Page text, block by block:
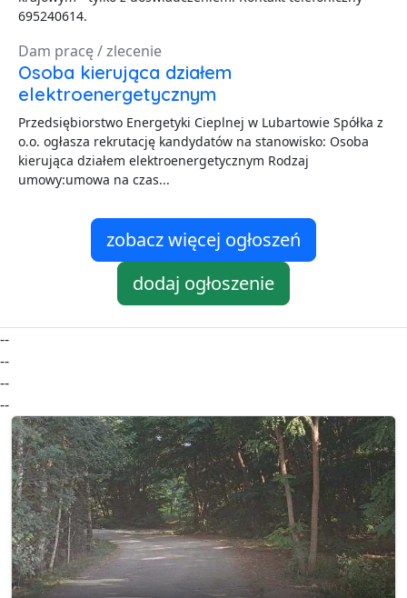
695240614.
Dam pracę / zlecenie
Osoba kierująca działem
elektroenergetycznym
Przedsiębiorstwo Energetyki Cieplnej w Lubartowie Spółka z
o.o. ogłasza rekrutację kandydatów na stanowisko: Osoba
kierująca działem elektroenergetycznym Rodzaj
umowy:umowa na czas...
zobacz więcej ogłoszeń
dodaj ogłoszenie
--
--
--
--